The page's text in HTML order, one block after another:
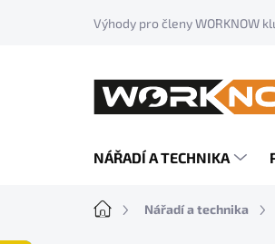
Výhody pro členy WORKNOW
NÁŘADÍ A TECHNIKA
Domů Nářadí a technika